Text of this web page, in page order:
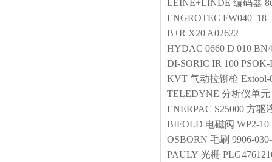
LEINE+LINDE 编码器
ENGROTEC FW040_18
B+R X20 A02622
HYDAC 0660 D 010
DI-SORIC IR 100 PSOK-
KVT 气动拉铆枪 Extool-
TELEDYNE 分析仪单元
ENERPAC S25000 方驱
BIFOLD 电磁阀 WP2-
OSBORN 毛刷 9906-
PAULY 光栅